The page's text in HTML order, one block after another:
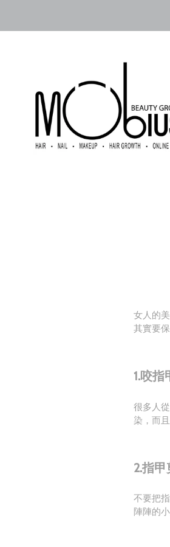
츠
女人的
其實要
1.咬指
很多人
染，而
2.指
不要把
陣陣的